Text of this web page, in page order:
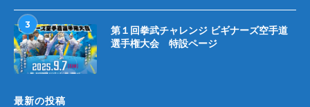
3
第１回拳武チャレンジ ビギナーズ空手道
選手権大会 特設ページ
最新の投稿